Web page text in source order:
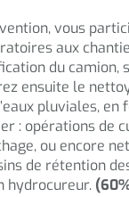
vous
aux
du camion,
ensuite le
pluviales, en
: opérations de
ou encore
de rétention
hydrocureur.